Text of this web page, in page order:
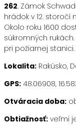
262. Zámok
hrádok v 12.
Okolo roku 1600
súkromných
pri požiarnej stanici.
Lokalita: Rakúsko,
GPS: 48.06908,
Otváracia doba:
Obtiažnosť: veľmi